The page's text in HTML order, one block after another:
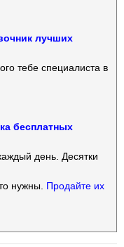
лучших
тебе специалиста в
бесплатных
день. Десятки
нужны. Продайте их